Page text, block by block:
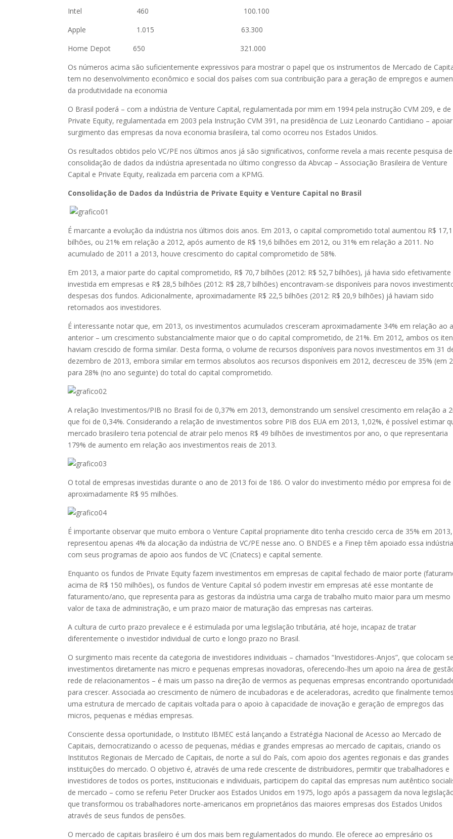
Intel 460 100.100
Apple 1.015 63.300
Home Depot 650 321.000
Os números acima são suficientemente expressivos para mostrar o papel que os instrumentos de Mercado de
tem no desenvolvimento econômico e social dos países com sua contribuição para a geração de empregos e
da produtividade na economia
O Brasil poderá – com a indústria de Venture Capital, regulamentada por mim em 1994 pela instrução CVM 209, e de
Private Equity, regulamentada em 2003 pela Instrução CVM 391, na presidência de Luiz Leonardo Cantidiano –
surgimento das empresas da nova economia brasileira, tal como ocorreu nos Estados Unidos.
Os resultados obtidos pelo VC/PE nos últimos anos já são significativos, conforme revela a mais recente pesquisa de
consolidação de dados da indústria apresentada no último congresso da Abvcap – Associação Brasileira de Venture
Capital e Private Equity, realizada em parceria com a KPMG.
Consolidação de Dados da Indústria de Private Equity e Venture Capital no Brasil
É marcante a evolução da indústria nos últimos dois anos. Em 2013, o capital comprometido total aumentou R$ 17,1
bilhões, ou 21% em relação a 2012, após aumento de R$ 19,6 bilhões em 2012, ou 31% em relação a 2011. No
acumulado de 2011 a 2013, houve crescimento do capital comprometido de 58%.
Em 2013, a maior parte do capital comprometido, R$ 70,7 bilhões (2012: R$ 52,7 bilhões), já havia sido efetivamente
investida em empresas e R$ 28,5 bilhões (2012: R$ 28,7 bilhões) encontravam-se disponíveis para novos
despesas dos fundos. Adicionalmente, aproximadamente R$ 22,5 bilhões (2012: R$ 20,9 bilhões) já haviam sido
retornados aos investidores.
É interessante notar que, em 2013, os investimentos acumulados cresceram aproximadamente 34% em relação ao
anterior – um crescimento substancialmente maior que o do capital comprometido, de 21%. Em 2012, ambos os
haviam crescido de forma similar. Desta forma, o volume de recursos disponíveis para novos investimentos em 31
dezembro de 2013, embora similar em termos absolutos aos recursos disponíveis em 2012, decresceu de 35% (em
para 28% (no ano seguinte) do total do capital comprometido.
A relação Investimentos/PIB no Brasil foi de 0,37% em 2013, demonstrando um sensível crescimento em relação a
que foi de 0,34%. Considerando a relação de investimentos sobre PIB dos EUA em 2013, 1,02%, é possível estimar
mercado brasileiro teria potencial de atrair pelo menos R$ 49 bilhões de investimentos por ano, o que representaria
179% de aumento em relação aos investimentos reais de 2013.
O total de empresas investidas durante o ano de 2013 foi de 186. O valor do investimento médio por empresa foi de
aproximadamente R$ 95 milhões.
É importante observar que muito embora o Venture Capital propriamente dito tenha crescido cerca de 35% em
representou apenas 4% da alocação da indústria de VC/PE nesse ano. O BNDES e a Finep têm apoiado essa indústria
com seus programas de apoio aos fundos de VC (Criatecs) e capital semente.
Enquanto os fundos de Private Equity fazem investimentos em empresas de capital fechado de maior porte
acima de R$ 150 milhões), os fundos de Venture Capital só podem investir em empresas até esse montante de
faturamento/ano, que representa para as gestoras da indústria uma carga de trabalho muito maior para um mesmo
valor de taxa de administração, e um prazo maior de maturação das empresas nas carteiras.
A cultura de curto prazo prevalece e é estimulada por uma legislação tributária, até hoje, incapaz de tratar
diferentemente o investidor individual de curto e longo prazo no Brasil.
O surgimento mais recente da categoria de investidores individuais – chamados “Investidores-Anjos”, que colocam
investimentos diretamente nas micro e pequenas empresas inovadoras, oferecendo-lhes um apoio na área de
rede de relacionamentos – é mais um passo na direção de vermos as pequenas empresas encontrando
para crescer. Associada ao crescimento de número de incubadoras e de aceleradoras, acredito que finalmente temos
uma estrutura de mercado de capitais voltada para o apoio à capacidade de inovação e geração de empregos das
micros, pequenas e médias empresas.
Consciente dessa oportunidade, o Instituto IBMEC está lançando a Estratégia Nacional de Acesso ao Mercado de
Capitais, democratizando o acesso de pequenas, médias e grandes empresas ao mercado de capitais, criando os
Institutos Regionais de Mercado de Capitais, de norte a sul do País, com apoio dos agentes regionais e das grandes
instituições do mercado. O objetivo é, através de uma rede crescente de distribuidores, permitir que trabalhadores e
investidores de todos os portes, institucionais e individuais, participem do capital das empresas num autêntico
de mercado – como se referiu Peter Drucker aos Estados Unidos em 1975, logo após a passagem da nova
que transformou os trabalhadores norte-americanos em proprietários das maiores empresas dos Estados Unidos
através de seus fundos de pensões.
O mercado de capitais brasileiro é um dos mais bem regulamentados do mundo. Ele oferece ao empresário os